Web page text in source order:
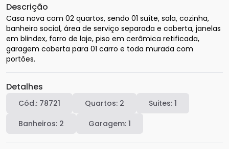
Descrição
Casa nova com 02 quartos, sendo 01 suíte, sala, cozinha,
banheiro social, área de serviço separada e coberta, janelas
em blindex, forro de laje, piso em cerâmica retificada,
garagem coberta para 01 carro e toda murada com
portões.
Detalhes
Cód.: 78721 Quartos: 2 Suites: 1
Banheiros: 2 Garagem: 1